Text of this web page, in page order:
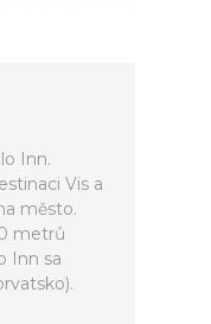
Inn.
Vis a
město.
metrů
Inn sa